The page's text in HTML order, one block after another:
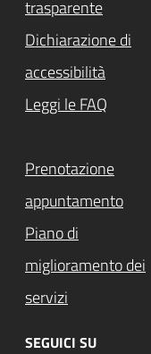
trasparente
Dichiarazione di
accessibilità
Leggi le FAQ
Prenotazione
appuntamento
Piano di
miglioramento dei
servizi
SEGUICI SU